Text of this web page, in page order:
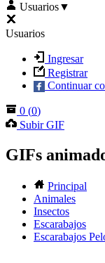
Usuarios▼
Usuarios
Ingresar
Registrar
Continuar
0 (0)
Subir GIF
GIFs
Principal
Animales
Insectos
Escarabajos
Escarabajos